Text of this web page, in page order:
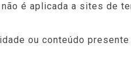
é aplicada a sites de
ou conteúdo